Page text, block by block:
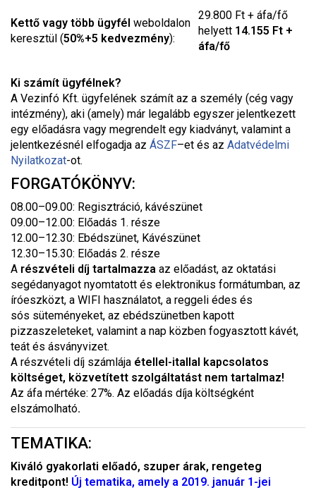
Kettő vagy több ügyfél weboldalon
keresztül (50%+5 kedvezmény):
29.800 Ft + áfa/fő
helyett 14.155 Ft +
áfa/fő
Ki számít ügyfélnek?
A Vezinfó Kft. ügyfelének számít az a személy (cég vagy
intézmény), aki (amely) már legalább egyszer jelentkezett
egy előadásra vagy megrendelt egy kiadványt, valamint a
jelentkezésnél elfogadja az ÁSZF–et és az Adatvédelmi
Nyilatkozat-ot.
FORGATÓKÖNYV:
08.00–09.00: Regisztráció, kávészünet
09.00–12.00: Előadás 1. része
12.00–12.30: Ebédszünet, Kávészünet
12.30–15.30: Előadás 2. része
A részvételi díj tartalmazza az előadást, az oktatási
segédanyagot nyomtatott és elektronikus formátumban, az
íróeszközt, a WIFI használatot, a reggeli édes és
sós süteményeket, az ebédszünetben kapott
pizzaszeleteket, valamint a nap közben fogyasztott kávét,
teát és ásványvizet.
A részvételi díj számlája étellel-itallal kapcsolatos
költséget, közvetített szolgáltatást nem tartalmaz!
Az áfa mértéke: 27%. Az előadás díja költségként
elszámolható.
TEMATIKA:
Kiváló gyakorlati előadó, szuper árak, rengeteg
kreditpont! Új tematika, amely a 2019. január 1-jei